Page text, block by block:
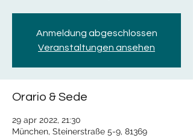
Anmeldung abgeschlossen
Veranstaltungen ansehen
Orario & Sede
29 apr 2022, 21:30
München, Steinerstraße 5-9, 81369